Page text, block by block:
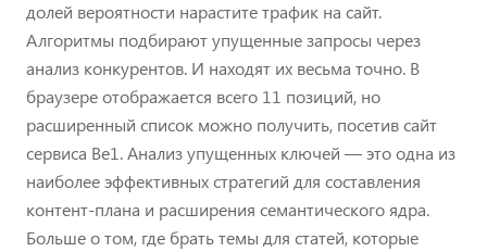
долей вероятности нарастите трафик на сайт.
Алгоритмы подбирают упущенные запросы через
анализ конкурентов. И находят их весьма точно. В
браузере отображается всего 11 позиций, но
расширенный список можно получить, посетив сайт
сервиса Be1. Анализ упущенных ключей — это одна из
наиболее эффективных стратегий для составления
контент-плана и расширения семантического ядра.
Больше о том, где брать темы для статей, которые